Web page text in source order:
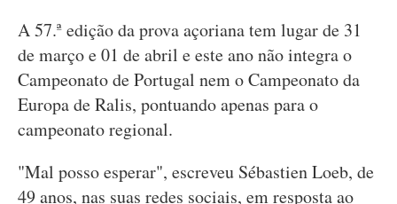
A 57.ª edição da prova açoriana tem lugar de 31
de março e 01 de abril e este ano não integra o
Campeonato de Portugal nem o Campeonato da
Europa de Ralis, pontuando apenas para o
campeonato regional.
"Mal posso esperar", escreveu Sébastien Loeb, de
49 anos, nas suas redes sociais, em resposta ao